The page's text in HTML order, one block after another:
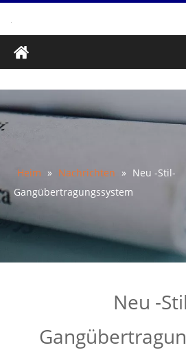
Heim » Nachrichten » Neu -Stil-
Gangübertragungssystem
Neu -